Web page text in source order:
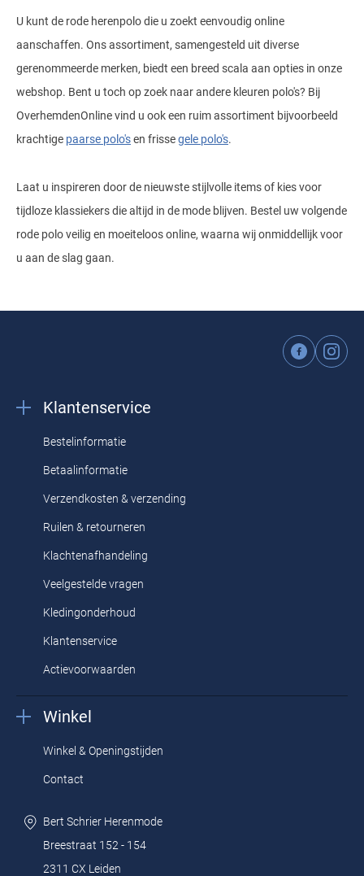
U kunt de rode herenpolo die u zoekt eenvoudig online
aanschaffen. Ons assortiment, samengesteld uit diverse
gerenommeerde merken, biedt een breed scala aan opties in onze
webshop. Bent u toch op zoek naar andere kleuren polo's? Bij
OverhemdenOnline vind u ook een ruim assortiment bijvoorbeeld
krachtige paarse polo'sen frissegele polo's.
Laat u inspireren door de nieuwste stijlvolle items of kies voor
tijdloze klassiekers die altijd in de mode blijven. Bestel uw volgende
rode polo veilig en moeiteloos online, waarna wij onmiddellijk voor
u aan de slag gaan.
Klantenservice
Bestelinformatie
Betaalinformatie
Verzendkosten & verzending
Ruilen & retourneren
Klachtenafhandeling
Veelgestelde vragen
Kledingonderhoud
Klantenservice
Actievoorwaarden
Winkel
Winkel & Openingstijden
Contact
Bert Schrier Herenmode
Breestraat 152 - 154
2311 CX Leiden